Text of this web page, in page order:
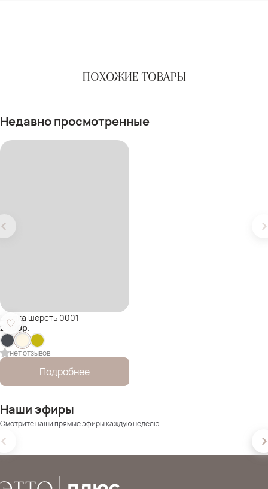
ПОХОЖИЕ ТОВАРЫ
Недавно просмотренные
Шапка шерсть 0001
2 300р.
нет отзывов
Подробнее
Наши эфиры
Смотрите наши прямые эфиры каждую неделю